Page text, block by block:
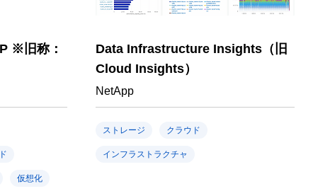
※旧称：
仮想化
Data Infrastructure Insights（旧
Cloud Insights）
NetApp
ストレージ クラウド
インフラストラクチャ